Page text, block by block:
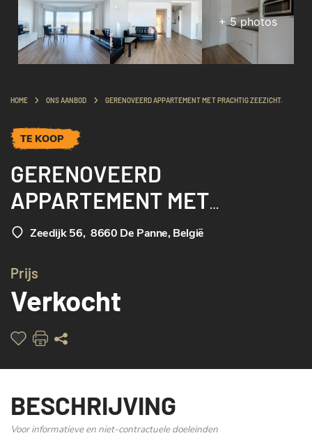
+5photos
HOME ONS AANBOD GERENOVEERD APPARTEMENT MET PRACHTIG ZEEZICHT.
TE KOOP
GERENOVEERD
APPARTEMENT MET
PRACHTIG ZEEZICHT.
Zeedijk 56, 8660 De Panne, België
Prijs
Verkocht
BESCHRIJVING
Voor informatieve en niet-contractuele doeleinden